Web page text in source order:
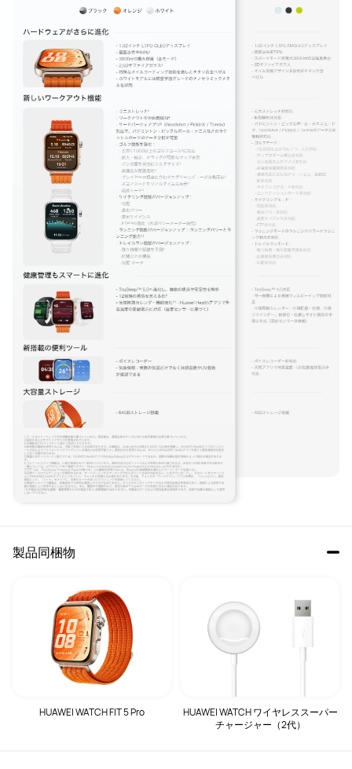
製品同梱物
HUAWEI WATCH FIT 5 Pro
HUAWEI WATCH ワイヤレススーパー
チャージャー（2代）